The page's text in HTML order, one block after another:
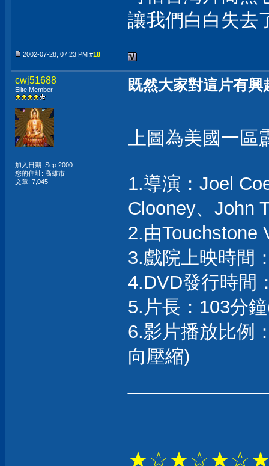
讓我們白白失去
2002-07-28, 07:23 PM #18
cwj51688
Elite Member
加入日期: Sep 2000
您的住址: 高雄市
文章: 7,045
既然大家對這片有
上圖為美國一
1.導演：Joel
Clooney、John
2.由Touchstone
3.戲院上映時間
4.DVD發行時間
5.片長：103分
6.影片播放比例
向壓縮)